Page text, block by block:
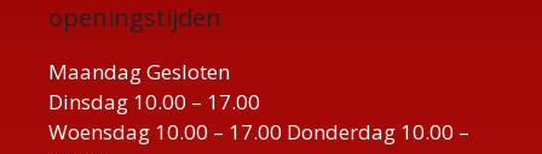
openingstijden
Maandag Gesloten
Dinsdag 10.00 – 17.00
Woensdag 10.00 – 17.00 Donderdag 10.00 –